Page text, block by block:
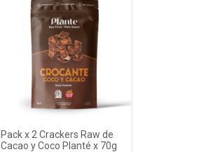
Pack x 2 Crackers Raw de
Cacao y Coco Planté x 70g